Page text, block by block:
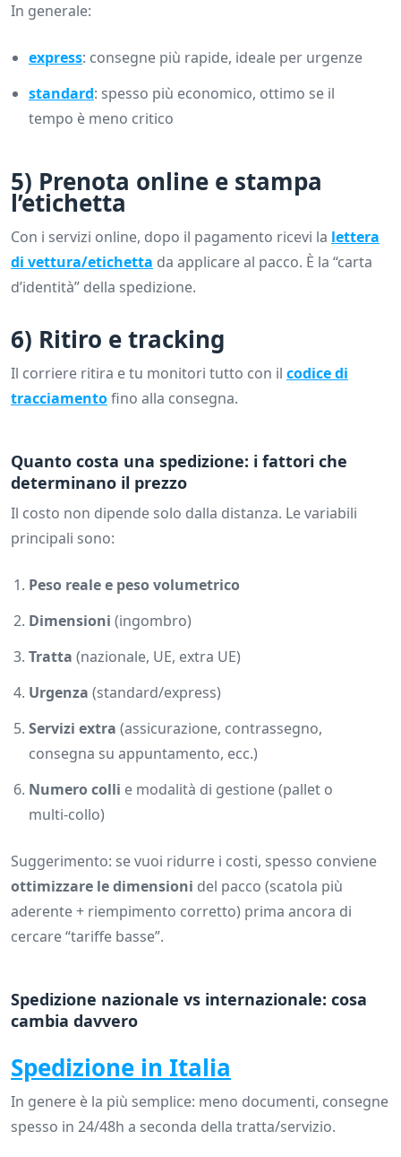
In generale:
express: consegne più rapide, ideale per urgenze
standard: spesso più economico, ottimo se il
tempo è meno critico
5) Prenota online e stampa
l’etichetta
Con i servizi online, dopo il pagamento ricevi la lettera
di vettura/etichetta da applicare al pacco. È la “carta
d’identità” della spedizione.
6) Ritiro e tracking
Il corriere ritira e tu monitori tutto con il codice di
tracciamentofino alla consegna.
Quanto costa una spedizione: i fattori che
determinano il prezzo
Il costo non dipende solo dalla distanza. Le variabili
principali sono:
Peso reale e peso volumetrico
Dimensioni (ingombro)
Tratta (nazionale, UE, extra UE)
Urgenza (standard/express)
Servizi extra (assicurazione, contrassegno,
consegna su appuntamento, ecc.)
Numero colli e modalità di gestione (pallet o
multi-collo)
Suggerimento: se vuoi ridurre i costi, spesso conviene
ottimizzare le dimensioni del pacco (scatola più
aderente + riempimento corretto) prima ancora di
cercare “tariffe basse”.
Spedizione nazionale vs internazionale: cosa
cambia davvero
Spedizione in Italia
In genere è la più semplice: meno documenti, consegne
spesso in 24/48h a seconda della tratta/servizio.